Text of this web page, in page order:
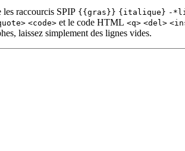
les raccourcis SPIP {{gras}} {italique} -
<code> et le code HTML <q> <del>
laissez simplement des lignes vides.